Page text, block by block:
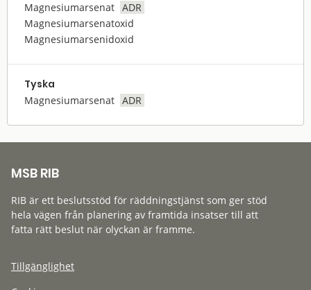
Magnesiumarsenat ADR
Magnesiumarsenatoxid
Magnesiumarsenidoxid
Tyska
Magnesiumarsenat ADR
MSB RIB
RIB är ett beslutsstöd för räddningstjänst som ger stöd
hela vägen från planering av framtida insatser till att
fatta rätt beslut när olyckan är framme.
Tillgänglighet